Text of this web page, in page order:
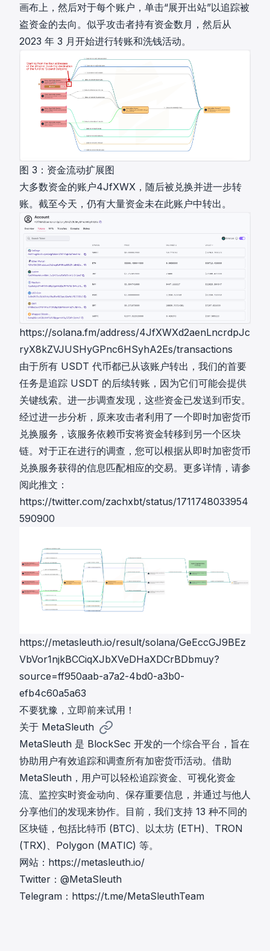
画布上，然后对于每个账户，单击“展开出站”以追踪被
盗资金的去向。似乎攻击者持有资金数月，然后从
2023 年 3 月开始进行转账和洗钱活动。
图 3：资金流动扩展图
大多数资金的账户4JfXWX ，随后被兑换并进一步转
账。截至今天，仍有大量资金未在此账户中转出。
https://solana.fm/address/4JfXWXd2aenLncrdpJc
ryX8kZVJUSHyGPnc6HSyhA2Es/transactions
由于所有 USDT 代币都已从该账户转出，我们的首要
任务是追踪 USDT 的后续转账，因为它们可能会提供
关键线索。进一步调查发现，这些资金已发送到币安。
经过进一步分析，原来攻击者利用了一个即时加密货币
兑换服务，该服务依赖币安将资金转移到另一个区块
链。对于正在进行的调查，您可以根据从即时加密货币
兑换服务获得的信息匹配相应的交易。更多详情，请参
阅此推文：
https://twitter.com/zachxbt/status/1711748033954
590900
https://metasleuth.io/result/solana/GeEccGJ9BEz
VbVor1njkBCCiqXJbXVeDHaXDCrBDbmuy?
source=ff950aab-a7a2-4bd0-a3b0-
efb4c60a5a63
不要犹豫，立即前来试用 ！
关于 MetaSleuth
MetaSleuth 是 BlockSec 开发的一个综合平台，旨在
协助用户有效追踪和调查所有加密货币活动。借助
MetaSleuth，用户可以轻松追踪资金、可视化资金
流、监控实时资金动向、保存重要信息，并通过与他人
分享他们的发现来协作。目前，我们支持 13 种不同的
区块链，包括比特币 (BTC)、以太坊 (ETH)、TRON
(TRX)、Polygon (MATIC) 等。
网站： https://metasleuth.io/
Twitter： @MetaSleuth
Telegram： https://t.me/MetaSleuthTeam